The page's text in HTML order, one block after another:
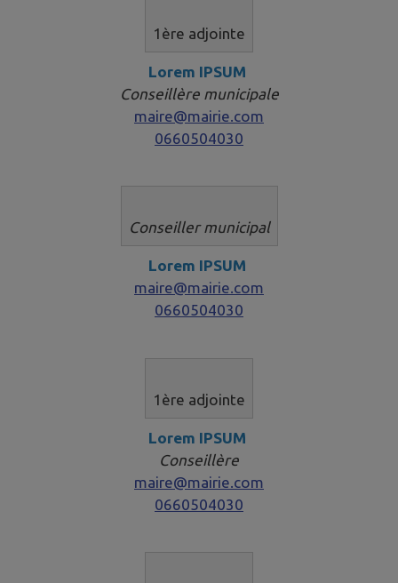
1ère adjointe​​​​​
Lorem IPSUM
Conseillère municipale
maire@mairie.com
0660504030
Conseiller municipal
Lorem IPSUM
maire@mairie.com
0660504030
1ère adjointe​​​​​
Lorem IPSUM
Conseillère
maire@mairie.com
0660504030